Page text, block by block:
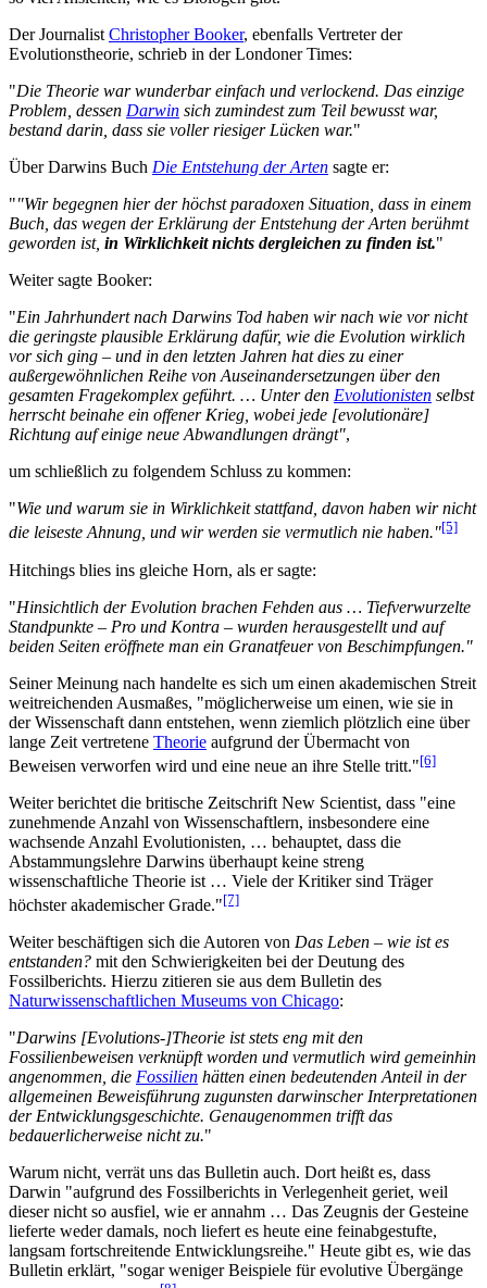
Der Journalist Christopher Booker, ebenfalls Vertreter der
Evolutionstheorie, schrieb in der Londoner Times:
"Die Theorie war wunderbar einfach und verlockend. Das einzige
Problem, dessen Darwin sich zumindest zum Teil bewusst war,
bestand darin, dass sie voller riesiger Lücken war."
Über Darwins Buch Die Entstehung der Arten sagte er:
""Wir begegnen hier der höchst paradoxen Situation, dass in einem
Buch, das wegen der Erklärung der Entstehung der Arten berühmt
geworden ist, in Wirklichkeit nichts dergleichen zu finden ist."
Weiter sagte Booker:
"Ein Jahrhundert nach Darwins Tod haben wir nach wie vor nicht
die geringste plausible Erklärung dafür, wie die Evolution wirklich
vor sich ging – und in den letzten Jahren hat dies zu einer
außergewöhnlichen Reihe von Auseinandersetzungen über den
gesamten Fragekomplex geführt. … Unter den Evolutionisten selbst
herrscht beinahe ein offener Krieg, wobei jede [evolutionäre]
Richtung auf einige neue Abwandlungen drängt",
um schließlich zu folgendem Schluss zu kommen:
"Wie und warum sie in Wirklichkeit stattfand, davon haben wir nicht
die leiseste Ahnung, und wir werden sie vermutlich nie haben."[5]
Hitchings blies ins gleiche Horn, als er sagte:
"Hinsichtlich der Evolution brachen Fehden aus … Tiefverwurzelte
Standpunkte – Pro und Kontra – wurden herausgestellt und auf
beiden Seiten eröffnete man ein Granatfeuer von Beschimpfungen."
Seiner Meinung nach handelte es sich um einen akademischen Streit
weitreichenden Ausmaßes, "möglicherweise um einen, wie sie in
der Wissenschaft dann entstehen, wenn ziemlich plötzlich eine über
lange Zeit vertretene Theorie aufgrund der Übermacht von
Beweisen verworfen wird und eine neue an ihre Stelle tritt."[6]
Weiter berichtet die britische Zeitschrift New Scientist, dass "eine
zunehmende Anzahl von Wissenschaftlern, insbesondere eine
wachsende Anzahl Evolutionisten, … behauptet, dass die
Abstammungslehre Darwins überhaupt keine streng
wissenschaftliche Theorie ist … Viele der Kritiker sind Träger
höchster akademischer Grade."[7]
Weiter beschäftigen sich die Autoren von Das Leben – wie ist es
entstanden? mit den Schwierigkeiten bei der Deutung des
Fossilberichts. Hierzu zitieren sie aus dem Bulletin des
Naturwissenschaftlichen Museums von Chicago:
"Darwins [Evolutions-]Theorie ist stets eng mit den
Fossilienbeweisen verknüpft worden und vermutlich wird gemeinhin
angenommen, die Fossilien hätten einen bedeutenden Anteil in der
allgemeinen Beweisführung zugunsten darwinscher Interpretationen
der Entwicklungsgeschichte. Genaugenommen trifft das
bedauerlicherweise nicht zu."
Warum nicht, verrät uns das Bulletin auch. Dort heißt es, dass
Darwin "aufgrund des Fossilberichts in Verlegenheit geriet, weil
dieser nicht so ausfiel, wie er annahm … Das Zeugnis der Gesteine
lieferte weder damals, noch liefert es heute eine feinabgestufte,
langsam fortschreitende Entwicklungsreihe." Heute gibt es, wie das
Bulletin erklärt, "sogar weniger Beispiele für evolutive Übergänge